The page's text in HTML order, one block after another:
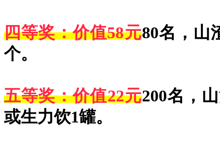
四等奖：价值58元80名，山
个。
五等奖：价值22元200名，
或生力饮1罐。